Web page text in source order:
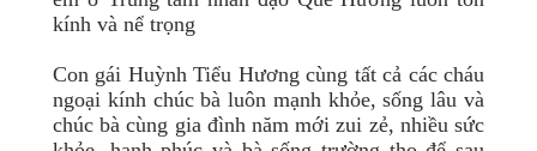
kính và nể trọng
Con gái Huỳnh Tiểu Hương cùng tất cả các cháu
ngoại kính chúc bà luôn mạnh khỏe, sống lâu và
chúc bà cùng gia đình năm mới zui zẻ, nhiều sức